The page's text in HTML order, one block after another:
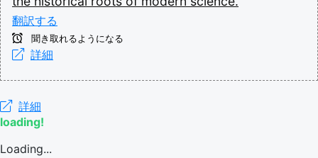
翻訳する
聞き取れるようになる
詳細
詳細
loading!
Loading...